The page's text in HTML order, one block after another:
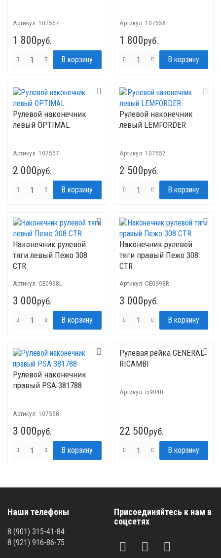
Артикул: 107557
1 800руб.
Артикул: 107558
1 800руб.
Рулевой наконечник
левый OPTIMAL
Артикул: 107557
2 000руб.
Рулевой наконечник
левый LEMFORDER
Артикул: 107557
2 500руб.
Наконечник рулевой
тяги левый Пежо 308
CTR
Артикул: CE0998L
3 000руб.
Наконечник рулевой
тяги правый Пежо 308
CTR
Артикул: CE0998R
3 000руб.
Рулевой наконечник
правый PSA 381788
Артикул: 107558
3 000руб.
Рулевая рейка GENERAL
RICAMBI
Артикул: ci9040
22 500руб.
Наши телефоны
8 (901) 315-41-84
8 (921) 916-86-75
Присоединяйтесь к нам в
соцсетях